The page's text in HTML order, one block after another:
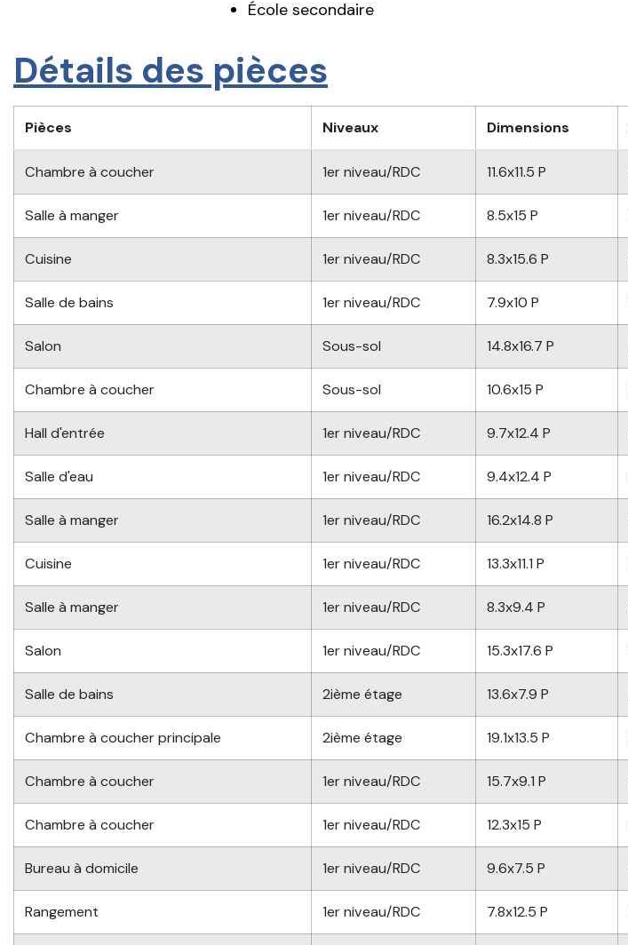
École secondaire
Détails des pièces
Pièces Niveaux Dimensions
Chambre à coucher 1er niveau/RDC 11.6x11.5 P
Salle à manger 1er niveau/RDC 8.5x15 P
Cuisine 1er niveau/RDC 8.3x15.6 P
Salle de bains 1er niveau/RDC 7.9x10 P
Salon Sous-sol 14.8x16.7 P
Chambre à coucher Sous-sol 10.6x15 P
Hall d'entrée 1er niveau/RDC 9.7x12.4 P
Salle d'eau 1er niveau/RDC 9.4x12.4 P
Salle à manger 1er niveau/RDC 16.2x14.8 P
Cuisine 1er niveau/RDC 13.3x11.1 P
Salle à manger 1er niveau/RDC 8.3x9.4 P
Salon 1er niveau/RDC 15.3x17.6 P
Salle de bains 2ième étage 13.6x7.9 P
Chambre à coucher principale 2ième étage 19.1x13.5 P
Chambre à coucher 1er niveau/RDC 15.7x9.1 P
Chambre à coucher 1er niveau/RDC 12.3x15 P
Bureau à domicile 1er niveau/RDC 9.6x7.5 P
Rangement 1er niveau/RDC 7.8x12.5 P